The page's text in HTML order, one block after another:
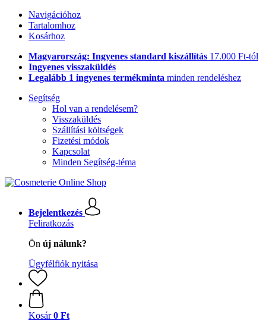
Navigációhoz
Tartalomhoz
Kosárhoz
Magyarország: Ingyenes standard kiszállítás 17.000 Ft-tól
Ingyenes visszaküldés
Legalább 1 ingyenes termékminta minden rendeléshez
Segítség
Hol van a rendelésem?
Visszaküldés
Szállítási költségek
Fizetési módok
Kapcsolat
Minden Segítség-téma
Bejelentkezés
Feliratkozás
Ön új nálunk?
Ügyfélfiók nyitása
Kosár 0 Ft